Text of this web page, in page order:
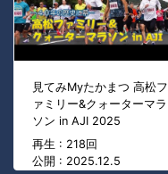
見てみMyたかまつ 高松フ
ァミリー&クォーターマラ
ソン in AJI 2025
再生 : 218回
公開 : 2025.12.5